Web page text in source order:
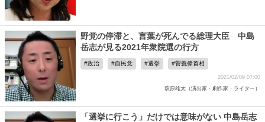
野党の停滞と、言葉が死んでる総理大臣 中島
岳志が見る2021年衆院選の行方
政治 自民党 選挙 菅義偉首相
2021/02/09 07:00
萩原雄太（演出家・劇作家・ライター）
「選挙に行こう」だけでは意味がない 中島岳志